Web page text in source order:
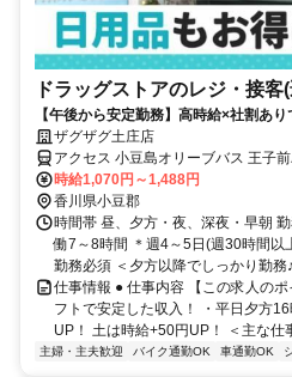
ドラッグストアのレジ・接
【午後から安定勤務】高時給×社割あ
ザグザグ土庄店
アクセス 小豆島オリーブバス 王子
時給1,070円～1,488円
香川県小豆郡
時間帯 昼、夕方・夜、深夜・早朝
働7～8時間 ＊週4～5日(週30時間
勤務必須 ＜夕方以降でしっかり勤務
仕事情報 ● 仕事内容 【この求人の
フトで安定した収入！ ・平日夕方
UP！ 土は時給+50円UP！ ＜主な仕
主婦・主夫歓迎 バイク通勤OK 車通勤OK